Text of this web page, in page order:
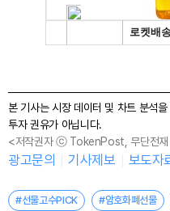
본 기사는 시장 데이터 및 차트 분석
투자 권유가 아닙니다.
<저작권자 ⓒ TokenPost, 무단전재
광고문의 기사제보 보도자
#선물고수PICK #암호화폐선물